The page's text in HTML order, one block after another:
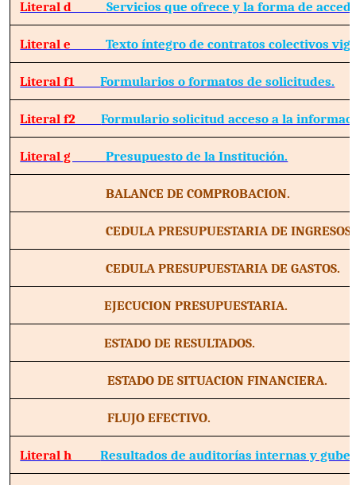
Literal dServicios que ofrece y la forma de
Literal eTexto íntegro de contratos colectivos
Literal f1Formularios o formatos de solicitudes.
Literal f2Formulario solicitud acceso a la
Literal gPresupuesto de la Institución.
BALANCE DE COMPROBACION.
CEDULA PRESUPUESTARIA DE INGRESOS.
CEDULA PRESUPUESTARIA DE GASTOS.
EJECUCION PRESUPUESTARIA.
ESTADO DE RESULTADOS.
ESTADO DE SITUACION FINANCIERA.
FLUJO EFECTIVO.
Literal hResultados de auditorías internas y